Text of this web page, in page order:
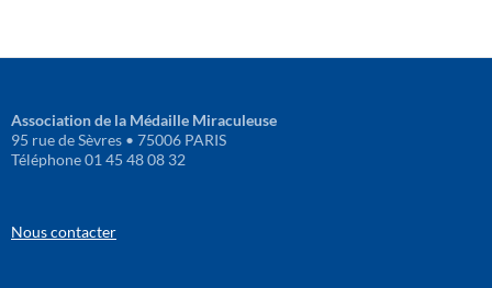
Association de la Médaille Miraculeuse
95 rue de Sèvres • 75006 PARIS
Téléphone 01 45 48 08 32
Nous contacter